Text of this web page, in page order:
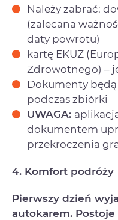
Należy zabrać:
(zalecana
daty powrotu)
kartę EKUZ
Zdrowotnego) –
Dokumenty
podczas zbiórki
UWAGA:
dokumentem
przekroczenia
4. Komfort podróży
Pierwszy dzień
autokarem.